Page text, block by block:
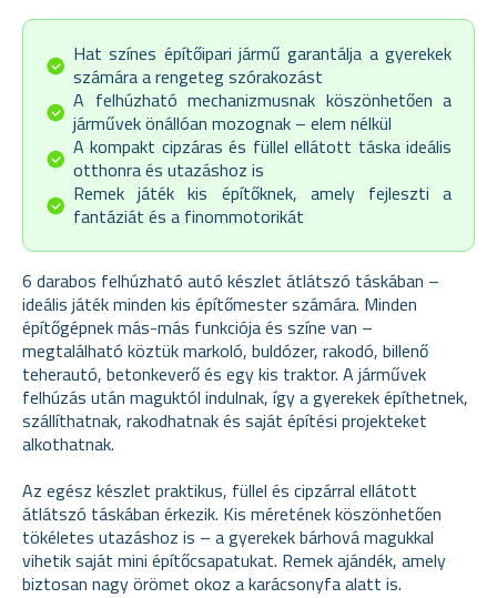
Hat színes építőipari jármű garantálja a gyerekek
számára a rengeteg szórakozást
A felhúzható mechanizmusnak köszönhetően a
járművek önállóan mozognak – elem nélkül
A kompakt cipzáras és füllel ellátott táska ideális
otthonra és utazáshoz is
Remek játék kis építőknek, amely fejleszti a
fantáziát és a finommotorikát
6 darabos felhúzható autó készlet átlátszó táskában –
ideális játék minden kis építőmester számára. Minden
építőgépnek más-más funkciója és színe van –
megtalálható köztük markoló, buldózer, rakodó, billenő
teherautó, betonkeverő és egy kis traktor. A járművek
felhúzás után maguktól indulnak, így a gyerekek építhetnek,
szállíthatnak, rakodhatnak és saját építési projekteket
alkothatnak.
Az egész készlet praktikus, füllel és cipzárral ellátott
átlátszó táskában érkezik. Kis méretének köszönhetően
tökéletes utazáshoz is – a gyerekek bárhová magukkal
vihetik saját mini építőcsapatukat. Remek ajándék, amely
biztosan nagy örömet okoz a karácsonyfa alatt is.